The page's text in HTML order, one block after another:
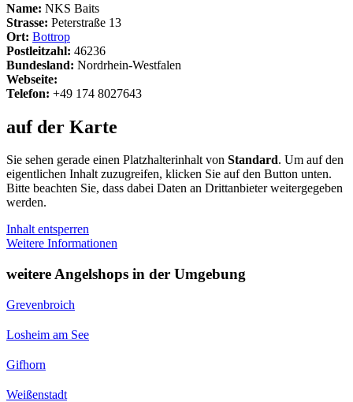
Name: NKS Baits
Strasse: Peterstraße 13
Ort: Bottrop
Postleitzahl: 46236
Bundesland: Nordrhein-Westfalen
Webseite:
Telefon: +49 174 8027643
auf der Karte
Sie sehen gerade einen Platzhalterinhalt von Standard. Um auf den
eigentlichen Inhalt zuzugreifen, klicken Sie auf den Button unten.
Bitte beachten Sie, dass dabei Daten an Drittanbieter weitergegeben
werden.
Inhalt entsperren
Weitere Informationen
weitere Angelshops in der Umgebung
Grevenbroich
Losheim am See
Gifhorn
Weißenstadt